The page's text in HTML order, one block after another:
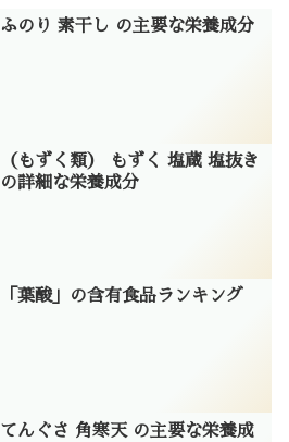
ふのり 素干し の主要な栄養成分
（もずく類） もずく 塩蔵 塩抜き
の詳細な栄養成分
「葉酸」の含有食品ランキング
てんぐさ 角寒天 の主要な栄養成